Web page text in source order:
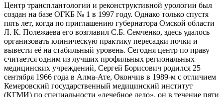
Центр трансплантологии и реконструктивной урологии был
создан на базе ОГКБ № 1 в 1997 году. Однако только спустя
пять лет, когда по приглашению губернатора Омской области
Л. К. Полежаева его возглавил С.Б. Семченко, здесь удалось
организовать клиническую практику пересадки почки и
вывести её на стабильный уровень. Сегодня центр по праву
считается одним из лучших профильных региональных
медицинских учреждений, Сергей Борисович родился 25
сентября 1966 года в Алма-Ате, Окончив в 1989-м с отличием
Кемеровский государственный медицинский институт
(КГМИ) по специальности «лечебное дело», он в течение пяти